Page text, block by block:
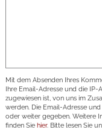
Mit dem Absenden Ihres
Ihre Email-Adresse und die IP-
zugewiesen ist, von uns im
werden. Die Email-Adresse
oder weiter gegeben. Weitere
finden Sie hier. Bitte lesen Sie